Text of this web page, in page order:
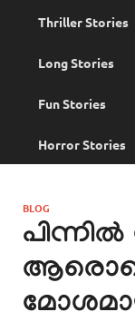
Thriller Stories
Long Stories
Fun Stories
Horror Stories
BLOG
പിന്നിൽ